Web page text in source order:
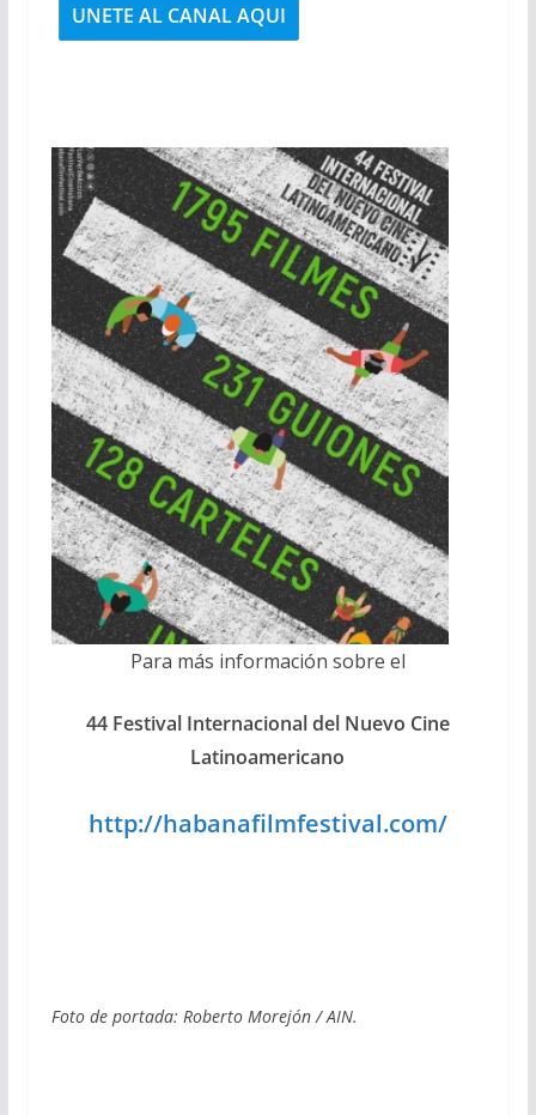
UNETE AL CANALAQUI
Para más información sobre el
44 Festival Internacional del Nuevo Cine
Latinoamericano
http://habanafilmfestival.com/
Foto de portada: Roberto Morejón / AIN.